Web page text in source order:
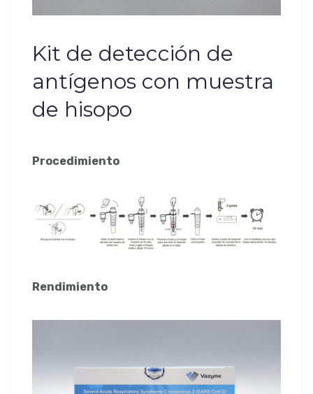
Kit de detección de
antígenos con muestra
de hisopo
Procedimiento
Rendimiento